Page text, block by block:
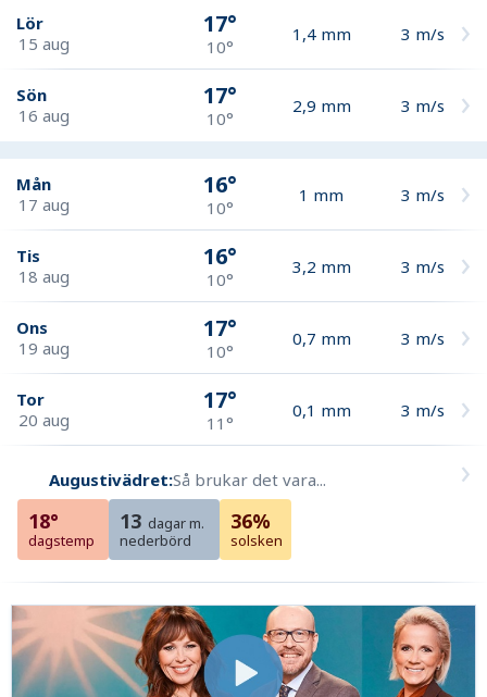
Lör
15 aug
17°
10°
1,4 mm 3 m/s
Sön
16 aug
17°
10°
2,9 mm 3 m/s
Mån
17 aug
16°
10°
1 mm 3 m/s
Tis
18 aug
16°
10°
3,2 mm 3 m/s
Ons
19 aug
17°
10°
0,7 mm 3 m/s
Tor
20 aug
17°
11°
0,1 mm 3 m/s
Augustivädret:Så brukar det vara...
18°
dagstemp
13 dagar m.
nederbörd
36%
solsken